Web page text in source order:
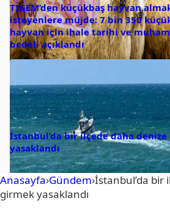
TİGEM’den küçükbaş hayvan
isteyenlere müjde: 7 bin 350
hayvan için ihale tarihi ve
bedeli açıklandı
İstanbul’da bir ilçede daha
yasaklandı
Anasayfa›Gündem›İstanbul’da bir
girmek yasaklandı